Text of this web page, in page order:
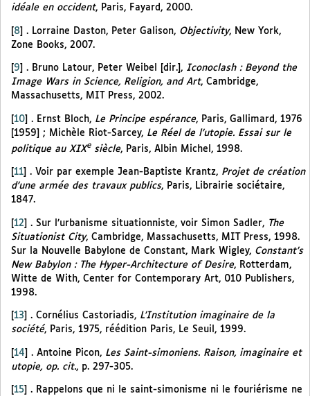
idéale en occident, Paris, Fayard, 2000.
[8] . Lorraine Daston, Peter Galison, Objectivity, New York,
Zone Books, 2007.
9 . Bruno Latour, Peter Weibel [dir.], Iconoclash : Beyond the
Image Wars in Science, Religion, and Art, Cambridge,
Massachusetts, MIT Press, 2002.
10 . Ernst Bloch, Le Principe espérance, Paris, Gallimard, 1976
[1959] ; Michèle Riot-Sarcey, Le Réel de l’utopie. Essai sur le
politique au XIXesiècle, Paris, Albin Michel, 1998.
11 . Voir par exemple Jean-Baptiste Krantz, Projet de création
d’une armée des travaux publics, Paris, Librairie sociétaire,
1847.
[12] . Sur l’urbanisme situationniste, voir Simon Sadler, The
Situationist City, Cambridge, Massachusetts, MIT Press, 1998.
Sur la Nouvelle Babylone de Constant, Mark Wigley, Constant’s
New Babylon : The Hyper-Architecture of Desire, Rotterdam,
Witte de With, Center for Contemporary Art, 010 Publishers,
1998.
13 . Cornélius Castoriadis, L’Institution imaginaire de la
société, Paris, 1975, réédition Paris, Le Seuil, 1999.
[14] . Antoine Picon, Les Saint-simoniens. Raison, imaginaire et
utopie, op. cit., p. 297-305.
15
. Rappelons que ni le saint-simonisme ni le fouriérisme ne